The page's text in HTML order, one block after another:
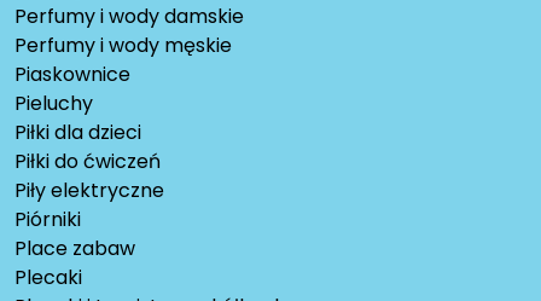
Perfumy i wody damskie
Perfumy i wody męskie
Piaskownice
Pieluchy
Piłki dla dzieci
Piłki do ćwiczeń
Piły elektryczne
Piórniki
Place zabaw
Plecaki